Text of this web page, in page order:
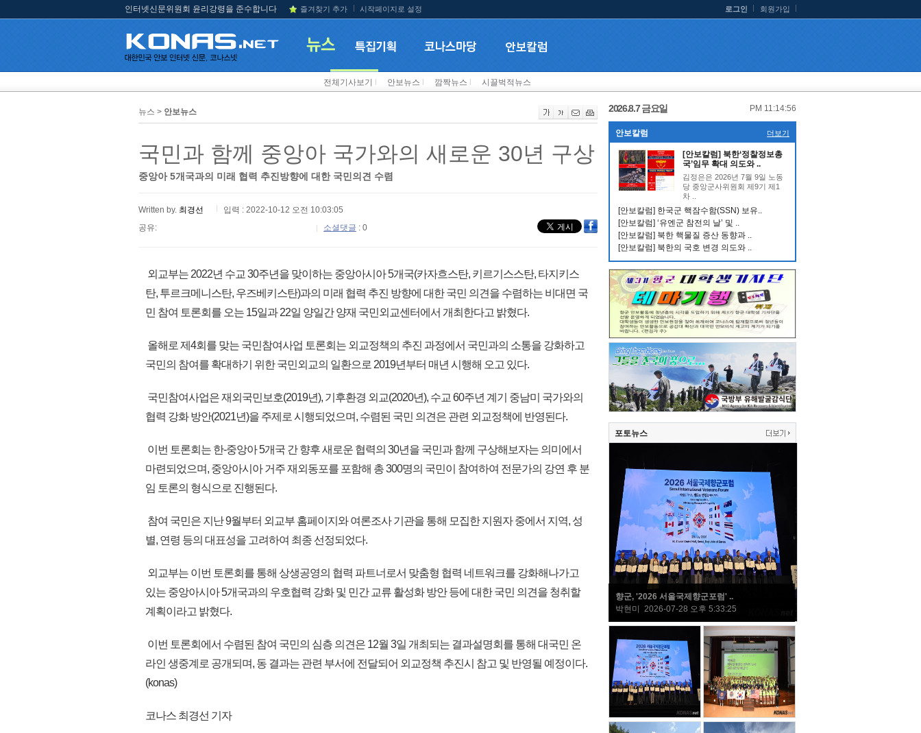
인터넷신문위원회 윤리강령을 준수합니다 즐겨찾기 추가 시작페이지로 설정 로그인 회원가입
전체기사보기 안보뉴스 깜짝뉴스 시끌벅적뉴스
뉴스 > 안보뉴스
국민과 함께 중앙아 국가와의 새로운 30년 구상
중앙아 5개국과의 미래 협력 추진방향에 대한 국민의견 수렴
Written by. 최경선
입력 : 2022-10-12 오전 10:03:05
공유:
소셜댓글 : 0
외교부는 2022년 수교 30주년을 맞이하는 중앙아시아 5개국(카자흐스탄, 키르기스스탄, 타지키스
탄, 투르크메니스탄, 우즈베키스탄)과의 미래 협력 추진 방향에 대한 국민 의견을 수렴하는 비대면 국
민 참여 토론회를 오는 15일과 22일 양일간 양재 국민외교센터에서 개최한다고 밝혔다.
올해로 제4회를 맞는 국민참여사업 토론회는 외교정책의 추진 과정에서 국민과의 소통을 강화하고
국민의 참여를 확대하기 위한 국민외교의 일환으로 2019년부터 매년 시행해 오고 있다.
국민참여사업은 재외국민보호(2019년), 기후환경 외교(2020년), 수교 60주년 계기 중남미 국가와의
협력 강화 방안(2021년)을 주제로 시행되었으며, 수렴된 국민 의견은 관련 외교정책에 반영된다.
이번 토론회는 한-중앙아 5개국 간 향후 새로운 협력의 30년을 국민과 함께 구상해보자는 의미에서
마련되었으며, 중앙아시아 거주 재외동포를 포함해 총 300명의 국민이 참여하여 전문가의 강연 후 분
임 토론의 형식으로 진행된다.
참여 국민은 지난 9월부터 외교부 홈페이지와 여론조사 기관을 통해 모집한 지원자 중에서 지역, 성
별, 연령 등의 대표성을 고려하여 최종 선정되었다.
외교부는 이번 토론회를 통해 상생공영의 협력 파트너로서 맞춤형 협력 네트워크를 강화해나가고
있는 중앙아시아 5개국과의 우호협력 강화 및 민간 교류 활성화 방안 등에 대한 국민 의견을 청취할
계획이라고 밝혔다.
이번 토론회에서 수렴된 참여 국민의 심층 의견은 12월 3일 개최되는 결과설명회를 통해 대국민 온
라인 생중계로 공개되며, 동 결과는 관련 부서에 전달되어 외교정책 추진시 참고 및 반영될 예정이다.
(konas)
코나스 최경선 기자
2026.8.7 금요일 PM 11:14:56
안보칼럼 더보기
[안보칼럼] 북한‘정찰정보총
국’임무 확대 의도와 ..
김정은은 2026년 7월 9일 노동
당 중앙군사위원회 제9기 제1
차 ..
[안보칼럼] 한국군 핵잠수함(SSN) 보유..
[안보칼럼] ‘유엔군 참전의 날’ 및 ..
[안보칼럼] 북한 핵물질 증산 동향과 ..
[안보칼럼] 북한의 국호 변경 의도와 ..
포토뉴스
향군, '2026 서울국제향군포럼' ..
박현미 2026-07-28 오후 5:33:25